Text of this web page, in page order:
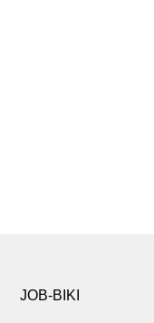
JOB-BIKI